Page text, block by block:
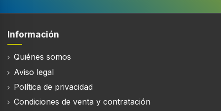
Información
Quiénes somos
Aviso legal
Política de privacidad
Condiciones de venta y contratación